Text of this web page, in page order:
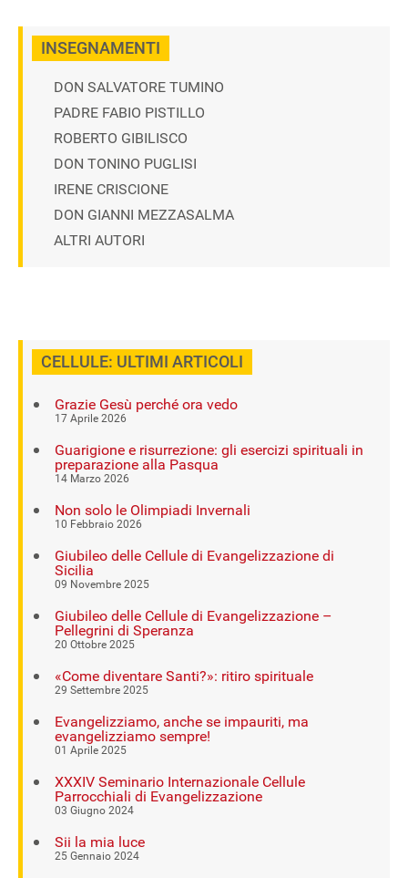
INSEGNAMENTI
DON SALVATORE TUMINO
PADRE FABIO PISTILLO
ROBERTO GIBILISCO
DON TONINO PUGLISI
IRENE CRISCIONE
DON GIANNI MEZZASALMA
ALTRI AUTORI
CELLULE: ULTIMI ARTICOLI
Grazie Gesù perché ora vedo
17 Aprile 2026
Guarigione e risurrezione: gli esercizi spirituali in
preparazione alla Pasqua
14 Marzo 2026
Non solo le Olimpiadi Invernali
10 Febbraio 2026
Giubileo delle Cellule di Evangelizzazione di
Sicilia
09 Novembre 2025
Giubileo delle Cellule di Evangelizzazione –
Pellegrini di Speranza
20 Ottobre 2025
«Come diventare Santi?»: ritiro spirituale
29 Settembre 2025
Evangelizziamo, anche se impauriti, ma
evangelizziamo sempre!
01 Aprile 2025
XXXIV Seminario Internazionale Cellule
Parrocchiali di Evangelizzazione
03 Giugno 2024
Sii la mia luce
25 Gennaio 2024